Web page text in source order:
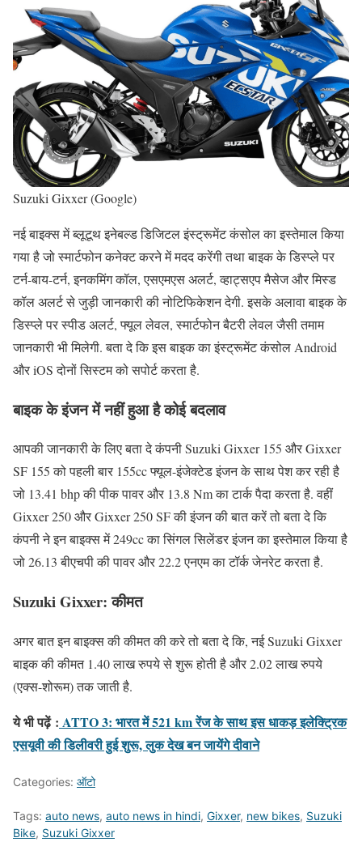
Suzuki Gixxer (Google)
नई बाइक्स में ब्लूटूथ इनेबल्ड डिजिटल इंस्ट्रूमेंट कंसोल का इस्तेमाल किया
गया है जो स्मार्टफोन कनेक्ट करने में मदद करेंगी तथा बाइक के डिस्प्ले पर
टर्न-बाय-टर्न, इनकमिंग कॉल, एसएमएस अलर्ट, व्हाट्सएप मैसेज और मिस्ड
कॉल अलर्ट से जुड़ी जानकारी की नोटिफिकेशन देगी. इसके अलावा बाइक के
डिस्प्ले पर स्पीड अलर्ट, फ्यूल लेवल, स्मार्टफोन बैटरी लेवल जैसी तमाम
जानकारी भी मिलेगी. बता दे कि इस बाइक का इंस्ट्रूमेंट कंसोल Android
और iOS दोनों सिस्टम को सपोर्ट करता है.
बाइक के इंजन में नहीं हुआ है कोई बदलाव
आपकी जानकारी के लिए बता दे कंपनी Suzuki Gixxer 155 और Gixxer
SF 155 को पहली बार 155cc फ्यूल-इंजेक्टेड इंजन के साथ पेश कर रही है
जो 13.41 bhp की पीक पावर और 13.8 Nm का टार्क पैदा करता है. वहीं
Gixxer 250 और Gixxer 250 SF की इंजन की बात करें तो बता दे कि
कंपनी ने इन बाइक्स में 249cc का सिंगल सिलेंडर इंजन का इस्तेमाल किया है
जो 26.13 बीएचपी की पावर और 22.2 एनएम का टॉर्क जेनरेट करता है.
Suzuki Gixxer:कीमत
अगर बात इन बाइक्स की कीमत की करे तो बता दे कि, नई Suzuki Gixxer
बाइक की कीमत 1.40 लाख रुपये से शुरू होती है और 2.02 लाख रुपये
(एक्स-शोरूम) तक जाती है.
ये भी पढ़ें : ATTO 3: भारत में 521 km रेंज के साथ इस धाकड़ इलेक्ट्रिक
एसयूवी की डिलीवरी हुई शुरू, लुक देख बन जायेंगे दीवाने
Categories: ऑटो
Tags: auto news, auto news in hindi, Gixxer, new bikes, Suzuki
Bike, Suzuki Gixxer